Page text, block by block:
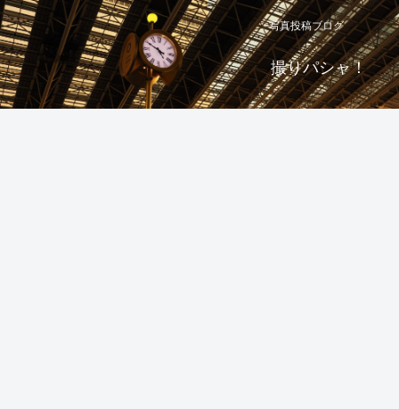
写真投稿ブログ
撮りパシャ！